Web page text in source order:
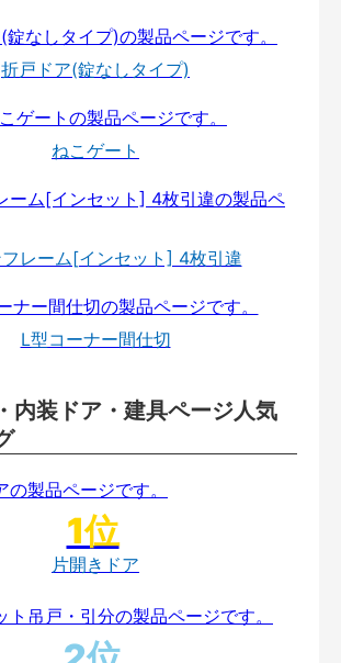
折戸ドア(錠なしタイプ)
ねこゲート
レーム[インセット] 4枚引違
L型コーナー間仕切
内装ドア・建具ページ人気
片開きドア